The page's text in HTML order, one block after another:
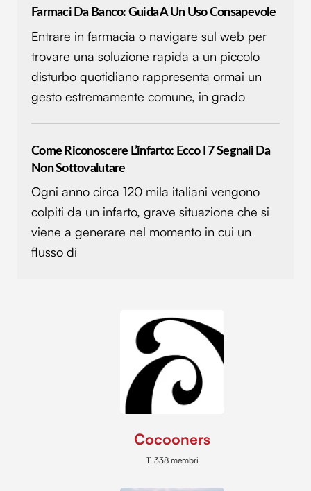
Farmaci Da Banco: Guida A Un Uso Consapevole
Entrare in farmacia o navigare sul web per
trovare una soluzione rapida a un piccolo
disturbo quotidiano rappresenta ormai un
gesto estremamente comune, in grado
Come Riconoscere L’infarto: Ecco I 7 Segnali Da
Non Sottovalutare
Ogni anno circa 120 mila italiani vengono
colpiti da un infarto, grave situazione che si
viene a generare nel momento in cui un
flusso di
Cocooners
11.338 membri